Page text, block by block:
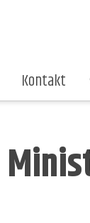
Kontakt